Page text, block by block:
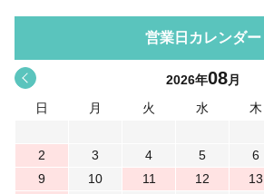
営業日カレンダー
< 2026年08月
日
月 火 水 木
2
3 4 5 6
9
10 11 12 13